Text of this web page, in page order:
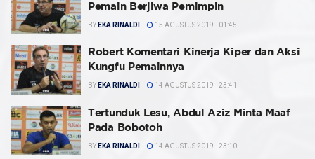
Pemain Berjiwa Pemimpin
BY EKA RINALDI 15 AGUSTUS 2019 - 01:45
Robert Komentari Kinerja Kiper dan Aksi
Kungfu Pemainnya
BY EKA RINALDI 14 AGUSTUS 2019 - 23:41
Tertunduk Lesu, Abdul Aziz Minta Maaf
Pada Bobotoh
BY EKA RINALDI 14 AGUSTUS 2019 - 23:10